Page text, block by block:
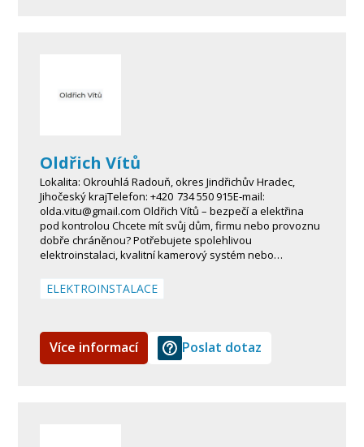
Oldřich Vítů
Lokalita: Okrouhlá Radouň, okres Jindřichův Hradec,
Jihočeský krajTelefon: +420 734 550 915E‑mail:
olda.vitu@gmail.com Oldřich Vítů – bezpečí a elektřina
pod kontrolou Chcete mít svůj dům, firmu nebo provoznu
dobře chráněnou? Potřebujete spolehlivou
elektroinstalaci, kvalitní kamerový systém nebo…
ELEKTROINSTALACE
Více informací Poslat dotaz